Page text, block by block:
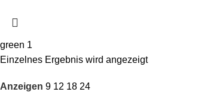
green 1
Einzelnes Ergebnis wird angezeigt
Anzeigen 9 12 18 24